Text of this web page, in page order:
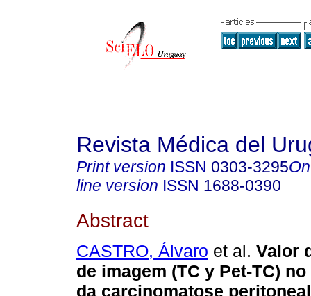
Revista Médica del
Print version ISSN 0303-3295
line version ISSN 1688-0390
Abstract
CASTRO, Álvaro et al. Valor
de imagem (TC y Pet-TC)
da carcinomatose